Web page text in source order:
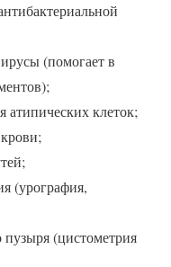
(помогает в
атипических клеток;
(урография,
(цистометрия